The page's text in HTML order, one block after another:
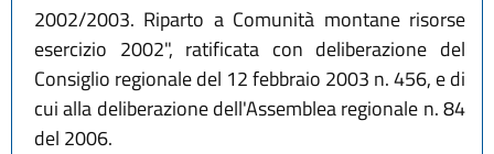
2002/2003. Riparto a Comunità montane risorse
esercizio 2002", ratificata con deliberazione del
Consiglio regionale del 12 febbraio 2003 n. 456, e di
cui alla deliberazione dell'Assemblea regionale n. 84
del 2006.